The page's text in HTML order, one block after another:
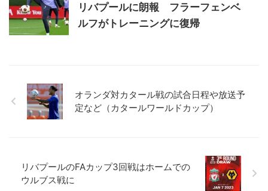
リバプールに朗報 フラーフェンベ
ルフがトレーニングに復帰
オランダ対カタール戦の試合日程や放送予
定など（カタールワールドカップ）
リバプールのFAカップ3回戦はホームでの
ウルブス戦に